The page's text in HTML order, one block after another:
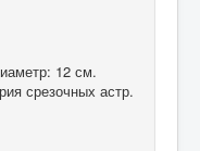
12 см.
срезочных астр.